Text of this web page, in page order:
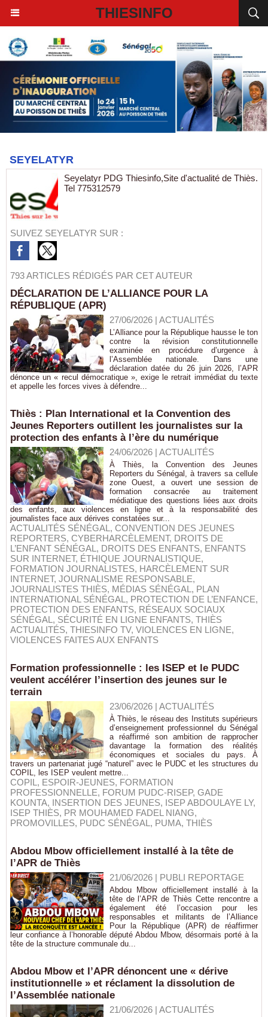
THIESINFO
SEYELATYR
Seyelatyr PDG Thiesinfo,Site d'actualité de Thiès.
Tel 775312579
SUIVEZ SEYELATYR SUR :
793 ARTICLES RÉDIGÉS PAR CET AUTEUR
DÉCLARATION DE L’ALLIANCE POUR LA
RÉPUBLIQUE (APR)
27/06/2026| ACTUALITÉS
L’Alliance pour la République hausse le ton
contre la révision constitutionnelle
examinée en procédure d’urgence à
l’Assemblée nationale. Dans une
déclaration datée du 26 juin 2026, l’APR
dénonce un « recul démocratique », exige le retrait immédiat du texte
et appelle les forces vives à défendre...
Thiès : Plan International et la Convention des
Jeunes Reporters outillent les journalistes sur la
protection des enfants à l’ère du numérique
24/06/2026| ACTUALITÉS
À Thiès, la Convention des Jeunes
Reporters du Sénégal, à travers sa cellule
zone Ouest, a ouvert une session de
formation consacrée au traitement
médiatique des questions liées aux droits
des enfants, aux violences en ligne et à la responsabilité des
journalistes face aux dérives constatées sur...
ACTUALITÉS SÉNÉGAL , CONVENTION DES JEUNES
REPORTERS, CYBERHARCÈLEMENT, DROITS DE
L’ENFANT SÉNÉGAL , DROITS DES ENFANTS, ENFANTS
SUR INTERNET, ÉTHIQUE JOURNALISTIQUE,
FORMATION JOURNALISTES, HARCÈLEMENT SUR
INTERNET, JOURNALISME RESPONSABLE,
JOURNALISTES THIÈS, MÉDIAS SÉNÉGAL , PLAN
INTERNATIONAL SÉNÉGAL , PROTECTION DE L’ENFANCE,
PROTECTION DES ENFANTS, RÉSEAUX SOCIAUX
SÉNÉGAL , SÉCURITÉ EN LIGNE ENFANTS, THIÈS
ACTUALITÉS, THIESINFO TV, VIOLENCES EN LIGNE,
VIOLENCES FAITES AUX ENFANTS
Formation professionnelle : les ISEP et le PUDC
veulent accélérer l’insertion des jeunes sur le
terrain
23/06/2026| ACTUALITÉS
À Thiès, le réseau des Instituts supérieurs
d’enseignement professionnel du Sénégal
a réaffirmé son ambition de rapprocher
davantage la formation des réalités
économiques et sociales du pays. À
travers un partenariat jugé “naturel” avec le PUDC et les structures du
COPIL, les ISEP veulent mettre...
COPIL , ESPOIR-JEUNES, FORMATION
PROFESSIONNELLE, FORUM PUDC-RISEP, GADE
KOUNTA, INSERTION DES JEUNES, ISEP ABDOULAYE LY,
ISEP THIÈS, PR MOUHAMED FADEL NIANG,
PROMOVILLES, PUDC SÉNÉGAL , PUMA, THIÈS
Abdou Mbow officiellement installé à la tête de
l’APR de Thiès
21/06/2026| PUBLI REPORTAGE
Abdou Mbow officiellement installé à la
tête de l’APR de Thiès Cette rencontre a
également été l’occasion pour les
responsables et militants de l’Alliance
Pour la République (APR) de réaffirmer
leur confiance à l’honorable député Abdou Mbow, désormais porté à la
tête de la structure communale du...
Abdou Mbow et l’APR dénoncent une « dérive
institutionnelle » et réclament la dissolution de
l’Assemblée nationale
21/06/2026| ACTUALITÉS